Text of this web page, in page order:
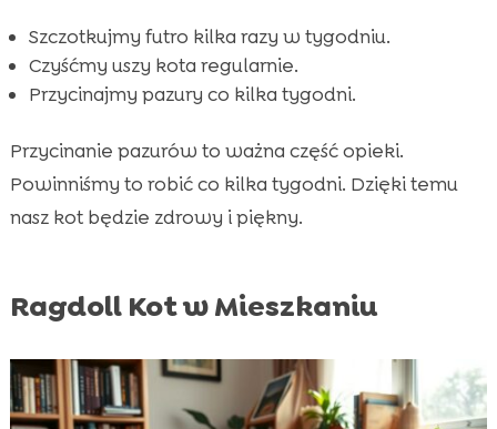
Szczotkujmy futro kilka razy w tygodniu.
Czyśćmy uszy kota regularnie.
Przycinajmy pazury co kilka tygodni.
Przycinanie pazurów to ważna część opieki.
Powinniśmy to robić co kilka tygodni. Dzięki temu
nasz kot będzie zdrowy i piękny.
Ragdoll Kot w Mieszkaniu